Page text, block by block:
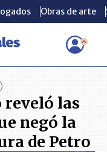
Obras de arte
reveló las razones
Obras de arte
reveló las
negó la
de Petro